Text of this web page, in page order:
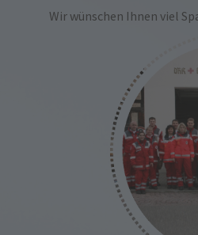
Wir wünschen Ihnen viel